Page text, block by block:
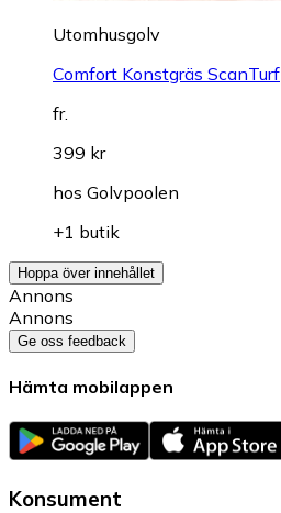
Utomhusgolv
Comfort Konstgräs ScanTurf
fr.
399 kr
hos Golvpoolen
+1 butik
Hoppa över innehållet
Annons
Annons
Ge oss feedback
Hämta mobilappen
Konsument